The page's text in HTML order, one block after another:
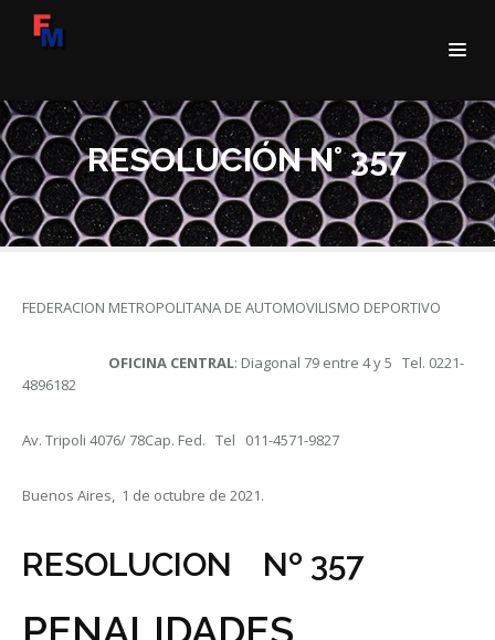
RESOLUCIÓN N° 357
FEDERACION METROPOLITANA DE AUTOMOVILISMO DEPORTIVO
OFICINA CENTRAL: Diagonal 79 entre 4 y 5 Tel. 0221-
4896182
Av. Tripoli 4076/ 78Cap. Fed. Tel 011-4571-9827
Buenos Aires, 1 de octubre de 2021.
RESOLUCION Nº 357
PENALIDADES